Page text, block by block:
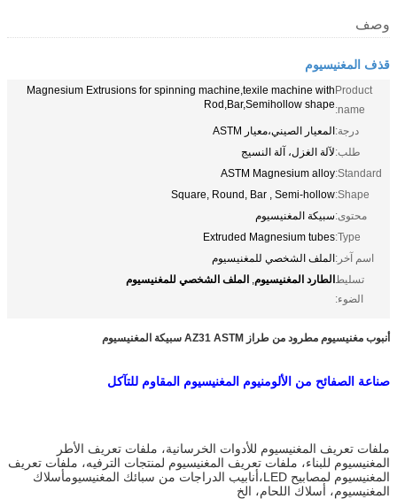
وصف
قذف المغنيسيوم
Product
name:
Magnesium Extrusions for spinning machine,texile machine with
Rod,Bar,Semihollow shape
درجة:المعيار الصيني،معيار ASTM
طلب:لآلة الغزل، آلة النسيج
Standard:
ASTM Magnesium alloy
Shape:
Square, Round, Bar , Semi-hollow
محتوى:سبيكة المغنيسيوم
Type:
Extruded Magnesium tubes
اسم آخر:الملف الشخصي للمغنيسيوم
تسليط
الضوء:
الطارد المغنيسيوم, الملف الشخصي للمغنيسيوم
أنبوب مغنيسيوم مطرود من طراز AZ31 ASTM سبيكة المغنيسيوم
صناعة الصفائح من الألومنيوم المغنيسيوم المقاوم للتآكل
ملفات تعريف المغنيسيوم للأدوات الخرسانية، ملفات تعريف الأطر
المغنيسيوم للبناء، ملفات تعريف المغنيسيوم لمنتجات الترفيه، ملفات تعريف
المغنيسيوم لمصابيح LED،أنابيب الدراجات من سبائك المغنيسيومأسلاك
المغنيسيوم، أسلاك اللحام، الخ